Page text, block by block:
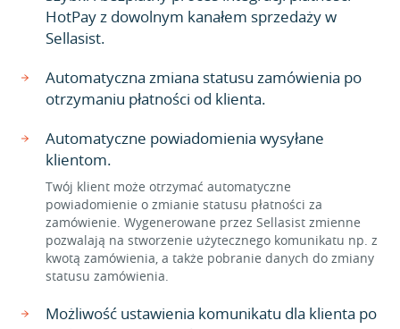
HotPay z dowolnym kanałem sprzedaży w
Sellasist.
Automatyczna zmiana statusu zamówienia po
otrzymaniu płatności od klienta.
Automatyczne powiadomienia wysyłane
klientom.
Twój klient może otrzymać automatyczne
powiadomienie o zmianie statusu płatności za
zamówienie. Wygenerowane przez Sellasist zmienne
pozwalają na stworzenie użytecznego komunikatu np. z
kwotą zamówienia, a także pobranie danych do zmiany
statusu zamówienia.
Możliwość ustawienia komunikatu dla klienta po